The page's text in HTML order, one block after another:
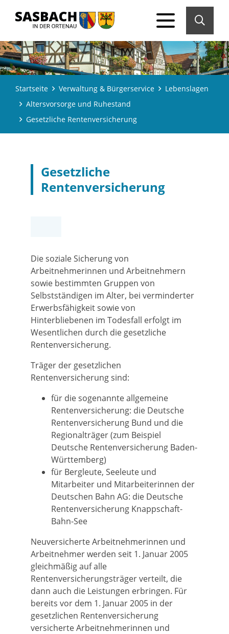
Startseite Verwaltung & Bürgerservice
Lebenslagen
Altersvorsorge und Ruhestand
Gesetzliche Rentenversicherung
Gesetzliche
Rentenversicherung
Die soziale Sicherung von
Arbeitnehmerinnen und Arbeitnehmern
sowie bestimmten Gruppen von
Selbstständigen im Alter, bei verminderter
Erwerbsfähigkeit sowie von
Hinterbliebenen im Todesfall erfolgt im
Wesentlichen durch die gesetzliche
Rentenversicherung.
Träger der gesetzlichen
Rentenversicherung sind:
für die sogenannte allgemeine
Rentenversicherung: die Deutsche
Rentenversicherung Bund und die
Regionalträger (zum Beispiel
Deutsche Rentenversicherung Baden-
Württemberg)
für Bergleute, Seeleute und
Mitarbeiter und Mitarbeiterinnen der
Deutschen Bahn AG: die Deutsche
Rentenversicherung Knappschaft-
Bahn-See
Neuversicherte Arbeitnehmerinnen und
Arbeitnehmer werden seit 1. Januar 2005
gleichmäßig auf alle
Rentenversicherungsträger verteilt, die
dann auch die Leistungen erbringen. Für
bereits vor dem 1. Januar 2005 in der
gesetzlichen Rentenversicherung
versicherte Arbeitnehmerinnen und